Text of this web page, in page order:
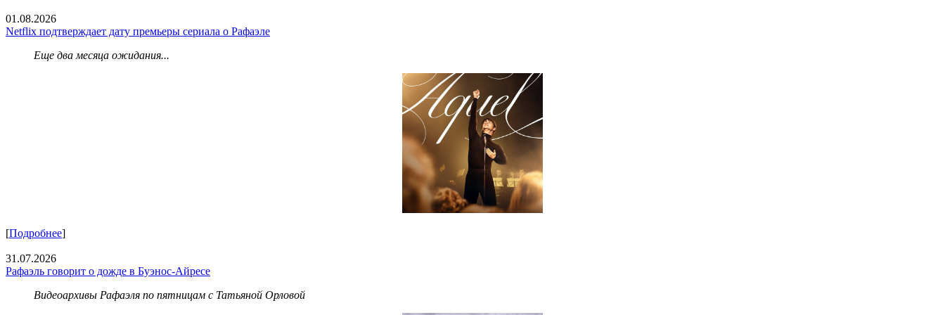
01.08.2026
Netflix подтверждает дату премьеры сериала о Рафаэле
Еще два месяца ожидания...
[Подробнее]
31.07.2026
Рафаэль говорит о дожде в Буэнос-Айресе
Видеоархивы Рафаэля по пятницам с Татьяной Орловой